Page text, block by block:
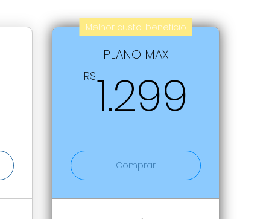
899R$
Melhor custo-benefício
PLANO MAX
R$1.299
Comprar